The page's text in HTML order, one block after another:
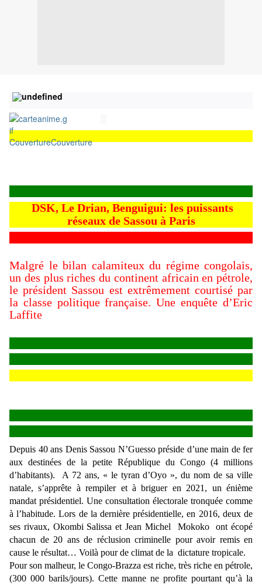
CouvertureCouverture
DSK, Le Drian, Benguigui: les puissants
réseaux de Sassou à Paris
Malgré le bilan calamiteux du régime congolais,
un des plus riches du continent africain en pétrole,
le président Sassou est extrêmement courtisé par
la classe politique française. Une enquête d’Eric
Laffite
Depuis 40 ans Denis Sassou N’Guesso préside d’une main de fer
aux destinées de la petite République du Congo (4 millions
d’habitants). A 72 ans, « le tyran d’Oyo », du nom de sa ville
natale, s’apprête à rempiler et à briguer en 2021, un énième
mandat présidentiel. Une consultation électorale tronquée comme
à l’habitude. Lors de la dernière présidentielle, en 2016, deux de
ses rivaux, Okombi Salissa et Jean Michel Mokoko ont écopé
chacun de 20 ans de réclusion criminelle pour avoir remis en
cause le résultat… Voilà pour de climat de la dictature tropicale.
Pour son malheur, le Congo-Brazza est riche, très riche en pétrole,
(300 000 barils/jours). Cette manne ne profite pourtant qu’à la